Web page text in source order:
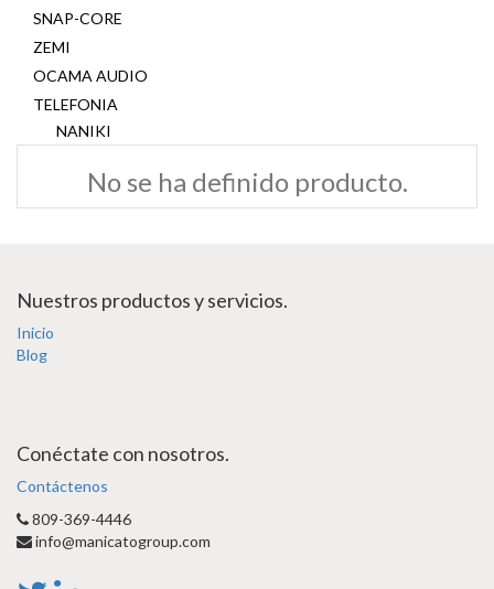
SNAP-CORE
ZEMI
OCAMA AUDIO
TELEFONIA
NANIKI
No se ha definido producto.
Nuestros productos y servicios.
Inicio
Blog
Conéctate con nosotros.
Contáctenos
809-369-4446
info@manicatogroup.com